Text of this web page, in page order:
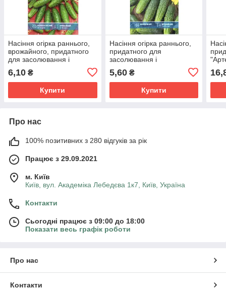
Насіння огірка раннього,
врожайного, придатного
для засолювання і
консервування "Цезар" F1
(0,5 г) від ТМ "Велес"
6,10 ₴
Купити
Насіння огірка раннього,
придатного для
засолювання і
"Сремский" F1 (0,5 г) від
ТМ "Велес"
5,60₴
Купити
Про нас
100% позитивних з 280 відгуків за рік
Працює з 29.09.2021
м. Київ
Київ, вул. Академіка Лебедєва 1к7, Київ, Україна
Контакти
Сьогодні працює з 09:00 до 18:00
Показати весь графік роботи
Про нас
Контакти